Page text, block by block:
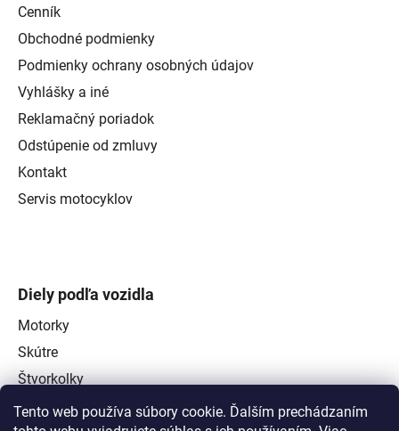
Tento web používa súbory cookie. Ďalším prechádzaním
Cenník
Obchodné podmienky
Podmienky ochrany osobných údajov
Vyhlášky a iné
Reklamačný poriadok
Odstúpenie od zmluvy
Kontakt
Servis motocyklov
Diely podľa vozidla
Motorky
Skútre
Štvorkolky